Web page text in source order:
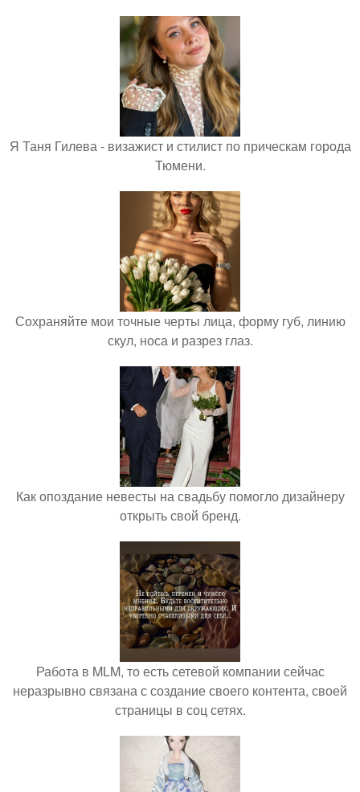
Я Таня Гилева - визажист и стилист по прическам города
Тюмени.
Сохраняйте мои точные черты лица, форму губ, линию
скул, носа и разрез глаз.
Как опоздание невесты на свадьбу помогло дизайнеру
открыть свой бренд.
Работа в MLM, то есть сетевой компании сейчас
неразрывно связана с создание своего контента, своей
страницы в соц сетях.